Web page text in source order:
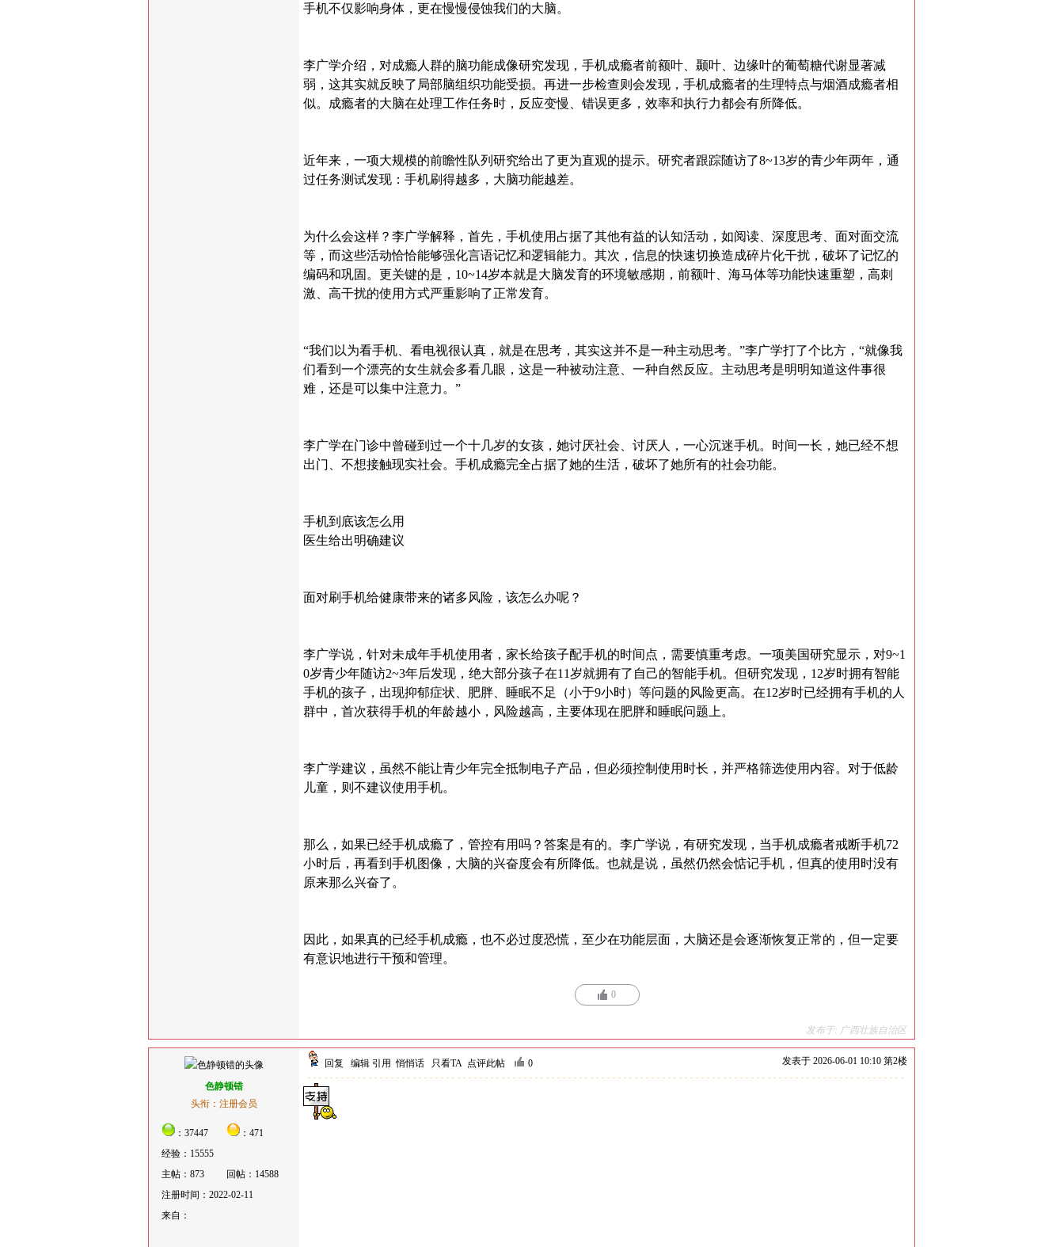
手机不仅影响身体，更在慢慢侵蚀我们的大脑。
李广学介绍，对成瘾人群的脑功能成像研究发现，手机成瘾者前额叶、颞叶、边缘叶的葡萄糖代谢显著减
弱，这其实就反映了局部脑组织功能受损。再进一步检查则会发现，手机成瘾者的生理特点与烟酒成瘾者相
似。成瘾者的大脑在处理工作任务时，反应变慢、错误更多，效率和执行力都会有所降低。
近年来，一项大规模的前瞻性队列研究给出了更为直观的提示。研究者跟踪随访了8~13岁的青少年两年，通
过任务测试发现：手机刷得越多，大脑功能越差。
为什么会这样？李广学解释，首先，手机使用占据了其他有益的认知活动，如阅读、深度思考、面对面交流
等，而这些活动恰恰能够强化言语记忆和逻辑能力。其次，信息的快速切换造成碎片化干扰，破坏了记忆的
编码和巩固。更关键的是，10~14岁本就是大脑发育的环境敏感期，前额叶、海马体等功能快速重塑，高刺
激、高干扰的使用方式严重影响了正常发育。
“我们以为看手机、看电视很认真，就是在思考，其实这并不是一种主动思考。”李广学打了个比方，“就像我
们看到一个漂亮的女生就会多看几眼，这是一种被动注意、一种自然反应。主动思考是明明知道这件事很
难，还是可以集中注意力。”
李广学在门诊中曾碰到过一个十几岁的女孩，她讨厌社会、讨厌人，一心沉迷手机。时间一长，她已经不想
出门、不想接触现实社会。手机成瘾完全占据了她的生活，破坏了她所有的社会功能。
手机到底该怎么用
医生给出明确建议
面对刷手机给健康带来的诸多风险，该怎么办呢？
李广学说，针对未成年手机使用者，家长给孩子配手机的时间点，需要慎重考虑。一项美国研究显示，对9~1
0岁青少年随访2~3年后发现，绝大部分孩子在11岁就拥有了自己的智能手机。但研究发现，12岁时拥有智能
手机的孩子，出现抑郁症状、肥胖、睡眠不足（小于9小时）等问题的风险更高。在12岁时已经拥有手机的人
群中，首次获得手机的年龄越小，风险越高，主要体现在肥胖和睡眠问题上。
李广学建议，虽然不能让青少年完全抵制电子产品，但必须控制使用时长，并严格筛选使用内容。对于低龄
儿童，则不建议使用手机。
那么，如果已经手机成瘾了，管控有用吗？答案是有的。李广学说，有研究发现，当手机成瘾者戒断手机72
小时后，再看到手机图像，大脑的兴奋度会有所降低。也就是说，虽然仍然会惦记手机，但真的使用时没有
原来那么兴奋了。
因此，如果真的已经手机成瘾，也不必过度恐慌，至少在功能层面，大脑还是会逐渐恢复正常的，但一定要
有意识地进行干预和管理。
0
发布于: 广西壮族自治区
色静顿错
头衔：注册会员
：37447
：471
经验：15555
主帖：873
回帖：14588
注册时间：2022-02-11
来自：
回复 编辑 引用 悄悄话 只看TA 点评此帖 0 发表于 2026-06-01 10:10 第2楼